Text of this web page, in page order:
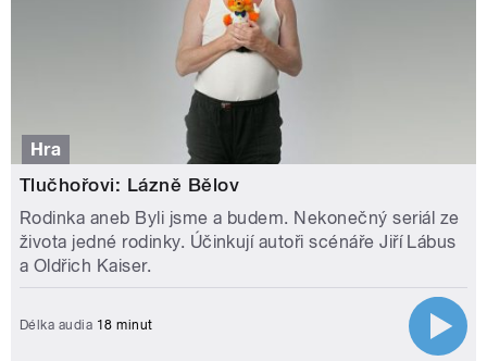
Hra
Tlučhořovi: Lázně Bělov
Rodinka aneb Byli jsme a budem. Nekonečný seriál ze
života jedné rodinky. Účinkují autoři scénáře Jiří Lábus
a Oldřich Kaiser.
Délka audia 18 minut